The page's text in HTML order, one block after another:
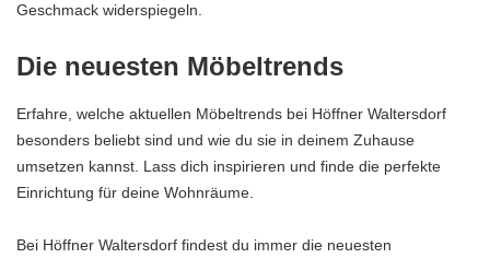
Geschmack widerspiegeln.
Die neuesten Möbeltrends
Erfahre, welche aktuellen Möbeltrends bei Höffner Waltersdorf
besonders beliebt sind und wie du sie in deinem Zuhause
umsetzen kannst. Lass dich inspirieren und finde die perfekte
Einrichtung für deine Wohnräume.
Bei Höffner Waltersdorf findest du immer die neuesten